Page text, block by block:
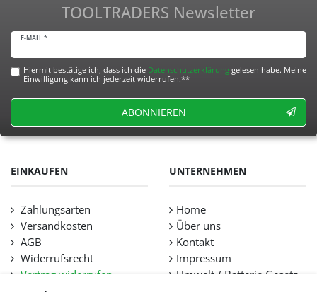
TOOLTRADERS Newsletter
E-MAIL *
Hiermit bestätige ich, dass ich die Daten­schutz­erklärunggelesen habe. Meine
Einwilligung kann ich jederzeit widerrufen.**
ABONNIEREN
EINKAUFEN
Zahlungsarten
Versandkosten
AGB
Widerrufsrecht
Vertrag widerrufen
UNTERNEHMEN
Home
Über uns
Kontakt
Impressum
Umwelt / Batterie Gesetz